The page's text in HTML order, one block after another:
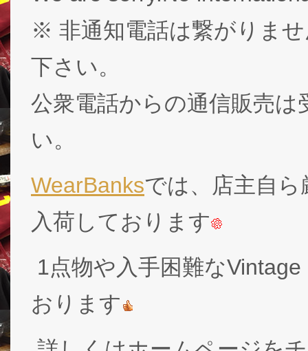
※ 非通知電話は繋がりま
下さい。
公衆電話からの通信販売
い。
WearBanksでは、店主自
入荷しております
1点物や入手困難な
おります